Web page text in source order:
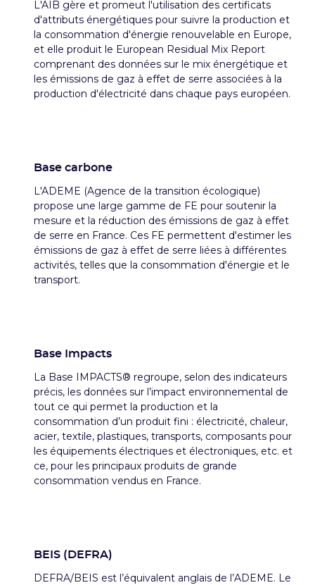
L'AIB gère et promeut l'utilisation des certificats
d'attributs énergétiques pour suivre la production et
la consommation d'énergie renouvelable en Europe,
et elle produit le European Residual Mix Report
comprenant des données sur le mix énergétique et
les émissions de gaz à effet de serre associées à la
production d'électricité dans chaque pays européen.
Base carbone
L'ADEME (Agence de la transition écologique)
propose une large gamme de FE pour soutenir la
mesure et la réduction des émissions de gaz à effet
de serre en France. Ces FE permettent d'estimer les
émissions de gaz à effet de serre liées à différentes
activités, telles que la consommation d'énergie et le
transport.
Base Impacts
La Base IMPACTS® regroupe, selon des indicateurs
précis, les données sur l’impact environnemental de
tout ce qui permet la production et la
consommation d’un produit fini : électricité, chaleur,
acier, textile, plastiques, transports, composants pour
les équipements électriques et électroniques, etc. et
ce, pour les principaux produits de grande
consommation vendus en France.
BEIS (DEFRA)
DEFRA/BEIS est l’équivalent anglais de l’ADEME. Le